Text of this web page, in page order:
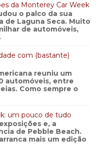
da Monterey Car Week
o palco da sua
de Laguna Seca. Muito
de automóveis,
com (bastante)
reuniu um
automóveis, entre
Como sempre o
um pouco de tudo
e, a
de Pebble Beach.
mais um edição